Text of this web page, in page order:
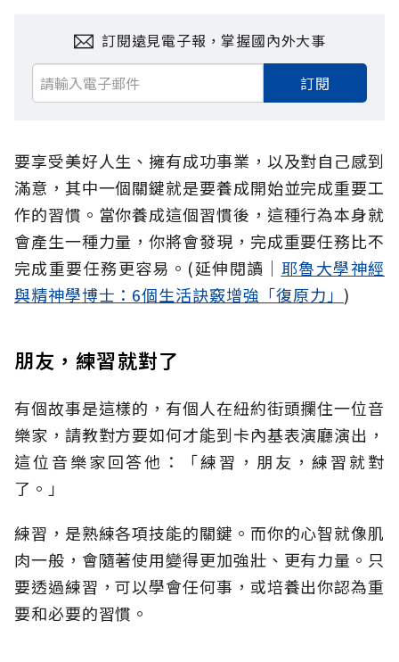
訂閱遠見電子報，掌握國內外大事
訂閱
要享受美好人生、擁有成功事業，以及對自己感到
滿意，其中一個關鍵就是要養成開始並完成重要工
作的習慣。當你養成這個習慣後，這種行為本身就
會產生一種力量，你將會發現，完成重要任務比不
完成重要任務更容易。(延伸閱讀│ 耶魯大學神經
與精神學博士：6個生活訣竅增強「復原力」 )
朋友，練習就對了
有個故事是這樣的，有個人在紐約街頭攔住一位音
樂家，請教對方要如何才能到卡內基表演廳演出，
這位音樂家回答他：「練習，朋友，練習就對
了。」
練習，是熟練各項技能的關鍵。而你的心智就像肌
肉一般，會隨著使用變得更加強壯、更有力量。只
要透過練習，可以學會任何事，或培養出你認為重
要和必要的習慣。